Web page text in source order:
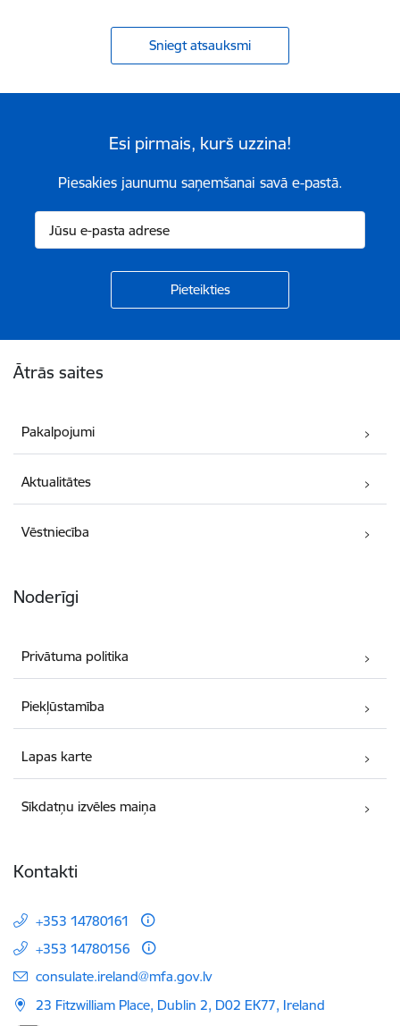
Sniegt atsauksmi
Esi pirmais, kurš uzzina!
Piesakies jaunumu saņemšanai savā e-pastā.
Ātrās saites
Pakalpojumi
Aktualitātes
Vēstniecība
Noderīgi
Privātuma politika
Piekļūstamība
Lapas karte
Sīkdatņu izvēles maiņa
Kontakti
+353 14780161
+353 14780156
E-pasts:
consulate.ireland@mfa.gov.lv
23 Fitzwilliam Place, Dublin 2, D02 EK77, Ireland